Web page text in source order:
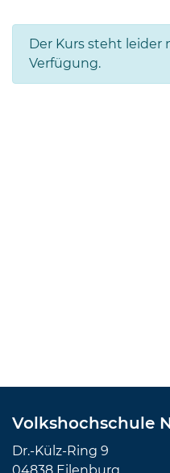
Der Kurs steht leider
Verfügung.
Volkshochschule
Dr.-Külz-Ring 9